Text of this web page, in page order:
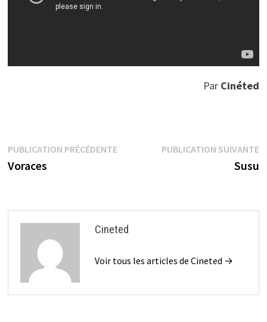
Par Cinéted
Navigation
de
PUBLICATION PRÉCÉDENTEPublication
Voraces
PUBLICATION SUIVANTE
Susu
Cineted
Voir tous les articles de Cineted →